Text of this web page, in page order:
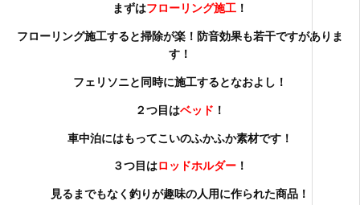
まずはフローリング施工 ！
フローリング施工すると掃除が楽！防音効果も若干ですがありま
す！
フェリソニと同時に施工するとなおよし！
２つ目はベッド ！
車中泊にはもってこいのふかふか素材です！
３つ目はロッドホルダー ！
見るまでもなく釣りが趣味の人用に作られた商品！